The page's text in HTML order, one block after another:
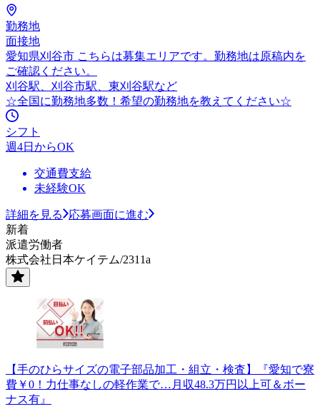
勤務地
面接地
愛知県刈谷市 こちらは募集エリアです。勤務地は原稿内を
ご確認ください。
刈谷駅、刈谷市駅、東刈谷駅など
☆全国に勤務地多数！希望の勤務地を教えてください☆
シフト
週4日からOK
交通費支給
未経験OK
詳細を見る
応募画面に進む
新着
派遣労働者
株式会社日本ケイテム/2311a
【手のひらサイズの電子部品加工・組立・検査】『愛知で寮
費￥0！力仕事なしの軽作業で…月収48.3万円以上可＆ボー
ナス有』